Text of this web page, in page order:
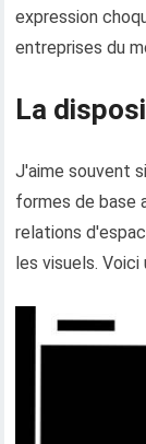
expression
entreprises du
La
J'aime souvent
formes de base
relations
les visuels.